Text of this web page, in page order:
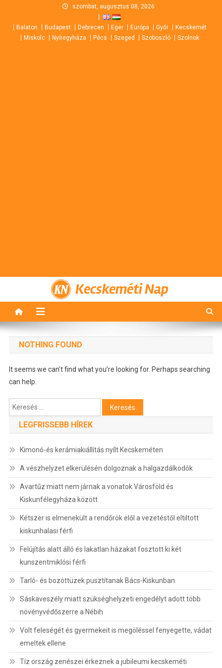
content
szombat, augusztus 08, 2026
Balaton Budapest Debrecen Eger Európa Győr
Kecskemét
Miskolc
Nyíregyháza Pécs Szeged Szoboszló Szolnok
Kecskeméti Nap
NOTHING FOUND
It seems we can’t find what you’re looking for. Perhaps searching
can help.
Keresés:
LEGFRISSEBB HÍREK
Kimonó-és kerámiakiállítás nyílt Kecskeméten
A vészhelyzet elkerülésén dolgoznak a halgazdálkodók
Avartűz miatt nem járnak a vonatok Városföld és
Kiskunfélegyháza között
Kétszer is elmenekült a rendőrök elől a vezetéstől eltiltott
kiskunhalasi férfi
Felújítás alatt álló és lakatlan házakat fosztott ki két
kunszentmiklósi férfi
Tarló- és bozóttüzek pusztítanak Bács-Kiskunban
Sáskaveszély miatt szükséghelyzeti engedélyt adott több
növényvédőszerre a Nébih
Volt feleségét és gyermekeit is megöléssel fenyegette, vádat
emeltek ellene
Tíz ország zenészei érkeznek a jubileumi kecskeméti